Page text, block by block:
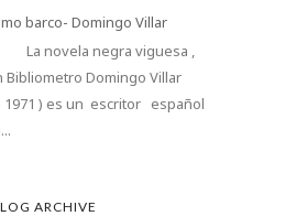
barco- Domingo Villar
negra viguesa ,
Bibliometro Domingo Villar
1971 ) es un escritor español
ARCHIVE